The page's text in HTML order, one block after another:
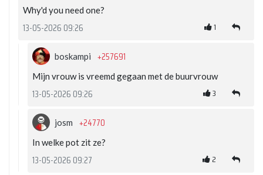
Why'd you need one?
13-05-2026 09:26 1
boskampi +257691
Mijn vrouw is vreemd gegaan met de buurvrouw
13-05-2026 09:26 3
josm +24770
In welke pot zit ze?
13-05-2026 09:27 2